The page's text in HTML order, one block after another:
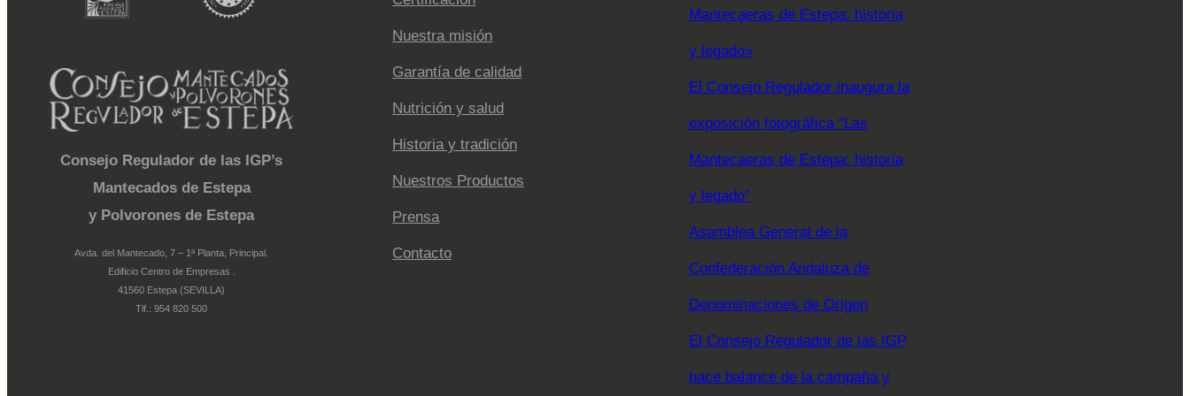
Consejo Regulador de las IGP’s
Mantecados de Estepa
y Polvorones de Estepa
Avda. del Mantecado, 7 – 1ª Planta, Principal.
Edificio Centro de Empresas .
41560 Estepa (SEVILLA)
Tlf.: 954 820 500
Nuestra misión
Garantía de calidad
Nutrición y salud
Historia y tradición
Nuestros Productos
Prensa
Contacto
Mantecaeras de Estepa: historia
y legado»
El Consejo Regulador inaugura la
exposición fotográfica “Las
Mantecaeras de Estepa: historia
y legado”
Asamblea General de la
Confederación Andaluza de
Denominaciones de Origen
El Consejo Regulador de las IGP
hace balance de la campaña y